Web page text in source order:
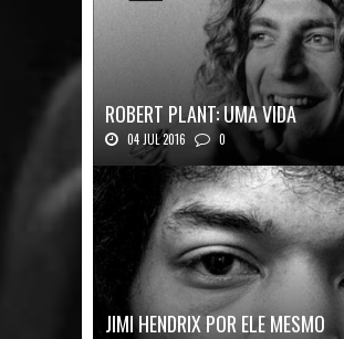
ROBERT PLANT: UMA VIDA
04 JUL 2016 0
Robert Plant, o vocalista do Led Zeppeli...
JIMI HENDRIX POR ELE MESMO